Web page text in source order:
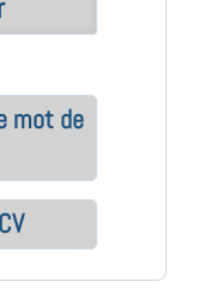
mot de